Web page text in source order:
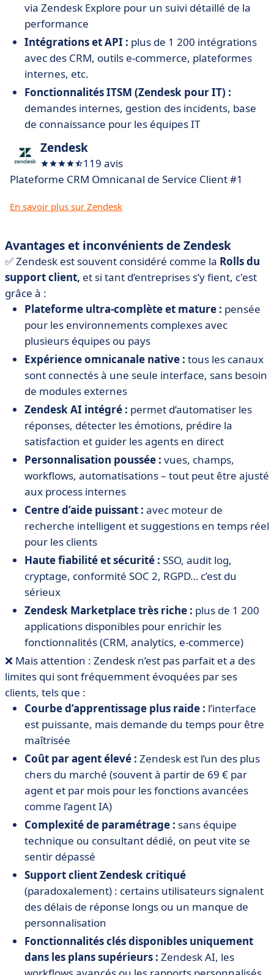
via Zendesk Explore pour un suivi détaillé de la
performance
Intégrations et API : plus de 1 200 intégrations
avec des CRM, outils e-commerce, plateformes
internes, etc.
Fonctionnalités ITSM (Zendesk pour IT) :
demandes internes, gestion des incidents, base
de connaissance pour les équipes IT
Zendesk
119 avis
Plateforme CRM Omnicanal de Service Client #1
En savoir plus sur Zendesk
Avantages et inconvénients de Zendesk
✅ Zendesk est souvent considéré comme la Rolls du
support client, et si tant d’entreprises s’y fient, c'est
grâce à :
Plateforme ultra-complète et mature : pensée
pour les environnements complexes avec
plusieurs équipes ou pays
Expérience omnicanale native : tous les canaux
sont connectés à une seule interface, sans besoin
de modules externes
Zendesk AI intégré : permet d’automatiser les
réponses, détecter les émotions, prédire la
satisfaction et guider les agents en direct
Personnalisation poussée : vues, champs,
workflows, automatisations – tout peut être ajusté
aux process internes
Centre d’aide puissant : avec moteur de
recherche intelligent et suggestions en temps réel
pour les clients
Haute fiabilité et sécurité : SSO, audit log,
cryptage, conformité SOC 2, RGPD… c’est du
sérieux
Zendesk Marketplace très riche : plus de 1 200
applications disponibles pour enrichir les
fonctionnalités (CRM, analytics, e-commerce)
❌ Mais attention : Zendesk n’est pas parfait et a des
limites qui sont fréquemment évoquées par ses
clients, tels que :
Courbe d’apprentissage plus raide : l’interface
est puissante, mais demande du temps pour être
maîtrisée
Coût par agent élevé : Zendesk est l’un des plus
chers du marché (souvent à partir de 69 € par
agent et par mois pour les fonctions avancées
comme l’agent IA)
Complexité de paramétrage : sans équipe
technique ou consultant dédié, on peut vite se
sentir dépassé
Support client Zendesk critiqué
(paradoxalement) : certains utilisateurs signalent
des délais de réponse longs ou un manque de
personnalisation
Fonctionnalités clés disponibles uniquement
dans les plans supérieurs : Zendesk AI, les